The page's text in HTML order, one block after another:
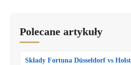
Polecane artykuły
Składy Fortuna Düsseldorf vs